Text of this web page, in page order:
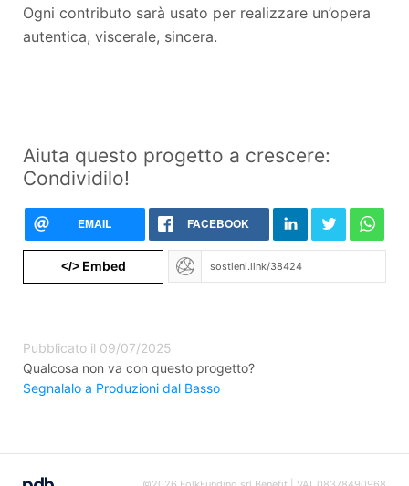
Ogni contributo sarà usato per realizzare un’opera
autentica, viscerale, sincera.
Aiuta questo progetto a crescere:
Condividilo!
EMAIL FACEBOOK
</>Embed
Pubblicato il 09/07/2025
Qualcosa non va con questo progetto?
Segnalalo a Produzioni dal Basso